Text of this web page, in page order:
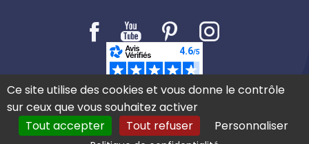
LE BLOG
Ce site utilise des cookies et vous donne le contrôle
sur ceux que vous souhaitez activer
Tout accepter
Tout refuser Personnaliser